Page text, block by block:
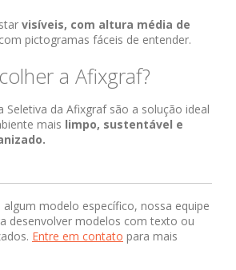
visíveis, com altura média de
pictogramas fáceis de entender.
a Afixgraf?
Seletiva da Afixgraf são a solução ideal
mais limpo, sustentável e
modelo específico, nossa equipe
desenvolver modelos com texto ou
Entre em contato para mais